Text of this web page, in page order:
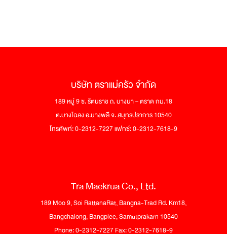
บริษัท ตราแม่ครัว จำกัด
189 หมู่ 9 ซ. รัตนราช ถ. บางนา – ตราด กม.18
ต.บางโฉลง อ.บางพลี จ. สมุทรปราการ 10540
โทรศัพท์: 0-2312-7227 แฟกซ์: 0-2312-7618-9
Tra Maekrua Co., Ltd.
189 Moo 9, Soi RattanaRat, Bangna-Trad Rd. Km18,
Bangchalong, Bangplee, Samutprakarn 10540
Phone: 0-2312-7227 Fax: 0-2312-7618-9